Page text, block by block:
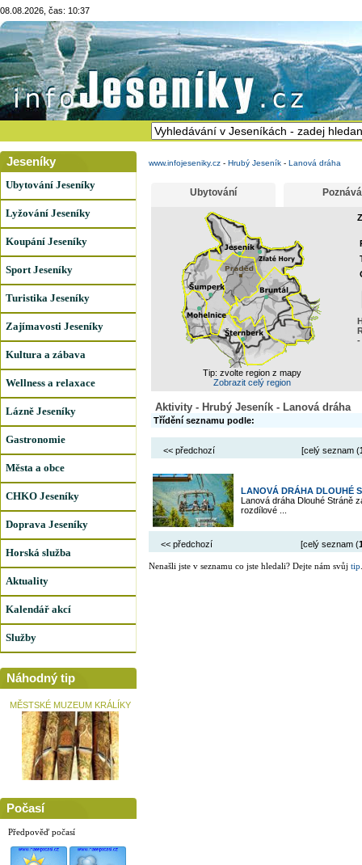
08.08.2026, čas: 10:37
Jeseníky
Ubytování Jeseníky
Lyžování Jeseníky
Koupání Jeseníky
Sport Jeseníky
Turistika Jeseníky
Zajímavosti Jeseníky
Kultura a zábava
Wellness a relaxace
Lázně Jeseníky
Gastronomie
Města a obce
CHKO Jeseníky
Doprava Jeseníky
Horská služba
Aktuality
Kalendář akcí
Služby
Náhodný tip
MĚSTSKÉ MUZEUM KRÁLÍKY
Počasí
Předpověď počasí
www.infojeseniky.cz - Hrubý Jeseník - Lanová dráha
Ubytování
Tip: zvolte region z mapy
Zobrazit celý region
-
Aktivity - Hrubý Jeseník - Lanová dráha
Třídění seznamu podle:
<< předchozí [celý seznam (
LANOVÁ DRÁHA DLOUHÉ
Lanová dráha Dlouhé Stráně
rozdílové ...
<< předchozí [celý seznam (
Nenašli jste v seznamu co jste hledali? Dejte nám svůj tip